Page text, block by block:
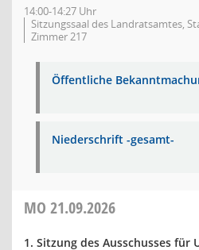
14:00-14:27 Uhr
Sitzungssaal des Landratsamtes,
Zimmer 217
Öffentliche
Niederschrift -gesamt-
MO 21.09.2026
1. Sitzung des Ausschusses